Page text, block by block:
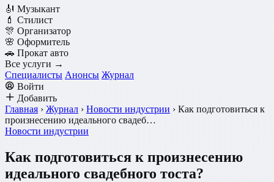
🎻 Музыкант
💄 Стилист
🎊 Организатор
🌸 Оформитель
🚗 Прокат авто
Все услуги →
Специалисты Анонсы Журнал
Войти
Добавить
Главная › Журнал › Новости индустрии › Как подготовиться к
произнесению идеального свадеб…
Новости индустрии
Как подготовиться к произнесению
идеального свадебного тоста?